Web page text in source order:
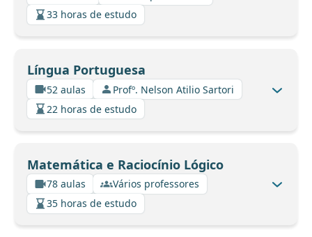
33 horas de estudo
Língua Portuguesa
52 aulas
Profº. Nelson Atilio Sartori
22 horas de estudo
Matemática e Raciocínio Lógico
78 aulas
Vários professores
35 horas de estudo